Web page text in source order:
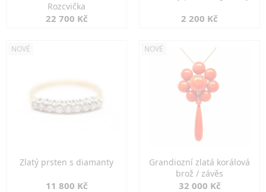
Rozcvička
22 700 Kč 2 200 Kč
NOVÉ
Zlatý prsten s diamanty
11 800 Kč
NOVÉ
Grandiozní zlatá korálová
brož / závěs
32 000 Kč